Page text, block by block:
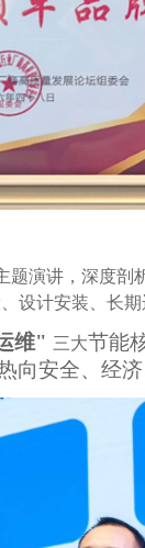
演讲，深度
计安装、长
维" 三大节能
安全、经